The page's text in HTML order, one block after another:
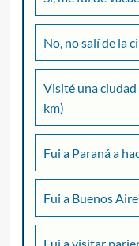
No, no salí de la
Visité una ciudad
km)
Fui a Paraná a
Fui a Buenos